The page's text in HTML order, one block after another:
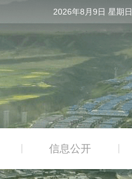
2026年8月9日 星期日
信息公开